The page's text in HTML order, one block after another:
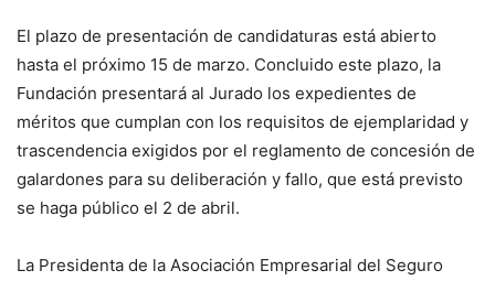
El plazo de presentación de candidaturas está abierto
hasta el próximo 15 de marzo. Concluido este plazo, la
Fundación presentará al Jurado los expedientes de
méritos que cumplan con los requisitos de ejemplaridad y
trascendencia exigidos por el reglamento de concesión de
galardones para su deliberación y fallo, que está previsto
se haga público el 2 de abril.
La Presidenta de la Asociación Empresarial del Seguro